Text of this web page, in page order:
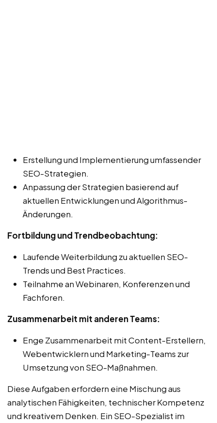
Erstellung und Implementierung umfassender
SEO-Strategien.
Anpassung der Strategien basierend auf
aktuellen Entwicklungen und Algorithmus-
Änderungen.
Fortbildung und Trendbeobachtung:
Laufende Weiterbildung zu aktuellen SEO-
Trends und Best Practices.
Teilnahme an Webinaren, Konferenzen und
Fachforen.
Zusammenarbeit mit anderen Teams:
Enge Zusammenarbeit mit Content-Erstellern,
Webentwicklern und Marketing-Teams zur
Umsetzung von SEO-Maßnahmen.
Diese Aufgaben erfordern eine Mischung aus
analytischen Fähigkeiten, technischer Kompetenz
und kreativem Denken. Ein SEO-Spezialist im